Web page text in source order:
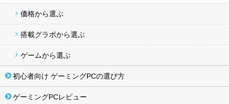
価格から選ぶ
搭載グラボから選ぶ
ゲームから選ぶ
初心者向け ゲーミングPCの選び方
ゲーミングPCレビュー